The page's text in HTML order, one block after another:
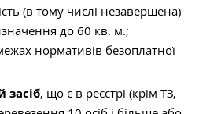
(в тому числі незавершена)
до 60 кв. м.;
нормативів безоплатної
засіб, що є в реєстрі (крім ТЗ,